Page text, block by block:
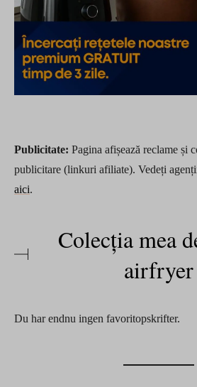
Publicitate: Pagina afișează reclame și
publicitare (linkuri afiliate). Vedeți
aici.
Colecția mea
airfryer
Du har endnu ingen favoritopskrifter.